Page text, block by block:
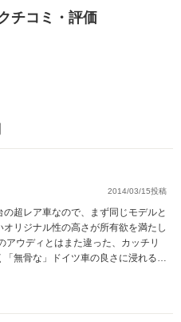
7.5km/L
チコミ・評価
2014/03/15投稿
の超レア車なので、まず同じモデルと
リジナル性の高さが所有欲を満たし
アウディとはまた違った、カッチリ
「無骨な」ドイツ車の良さに浸れる車